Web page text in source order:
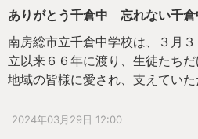
ありがとう千倉中 忘れない千倉
南房総市立千倉中学校は、３月
立以来６６年に渡り、生徒たちだ
地域の皆様に愛され、支えてい
４月１日に開校する南房総中学
2024年03月29日 12:00